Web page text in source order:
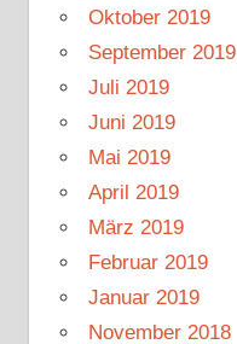
Oktober 2019
September 2019
Juli 2019
Juni 2019
Mai 2019
April 2019
März 2019
Februar 2019
Januar 2019
November 2018